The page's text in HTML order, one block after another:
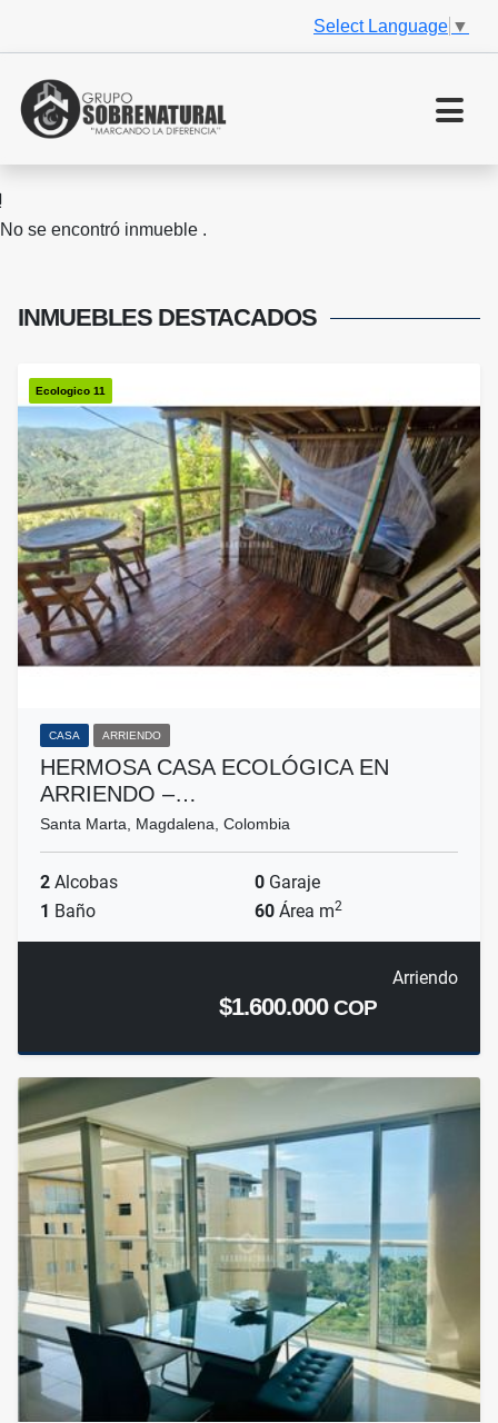
Select Language ▼
No se encontró inmueble .
INMUEBLES DESTACADOS
Ecologico 11
CASA ARRIENDO
HERMOSA CASA ECOLÓGICA EN
ARRIENDO –…
Santa Marta, Magdalena, Colombia
2 Alcobas 0 Garaje
1 Baño 60 Área m2
Arriendo
$1.600.000COP